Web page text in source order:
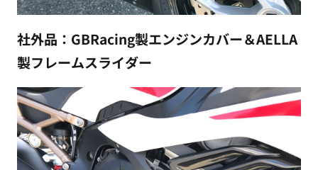
社外品：GBRacing製エンジンカバー＆AELLA
製フレームスライダー